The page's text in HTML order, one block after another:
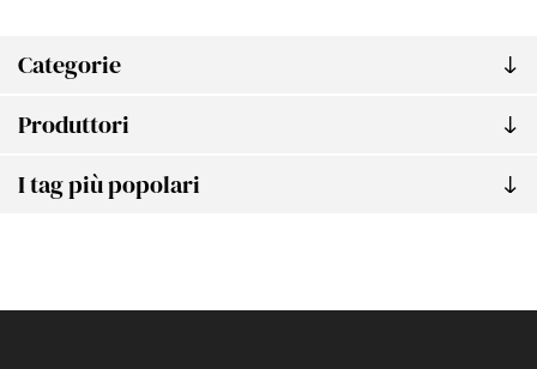
Categorie
Produttori
I tag più popolari